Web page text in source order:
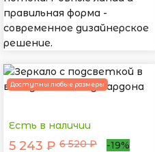
правильная форма -
современное дизайнерское
решение.
Доступны любые размеры
Есть в наличии
5 243 ₽ 6 520 ₽
-19%